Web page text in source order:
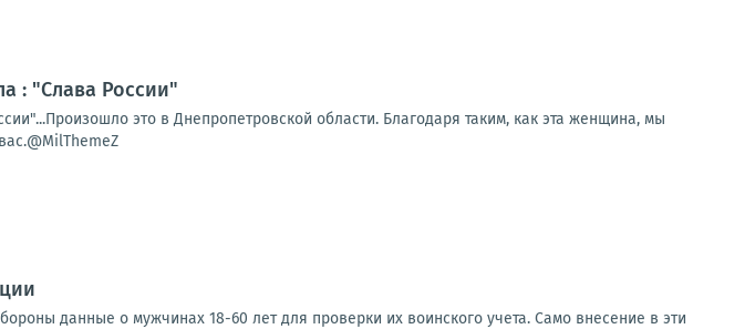
: "Слава России"
это в Днепропетровской области. Благодаря таким, как эта женщина, мы
данные о мужчинах 18-60 лет для проверки их воинского учета. Само внесение в эти